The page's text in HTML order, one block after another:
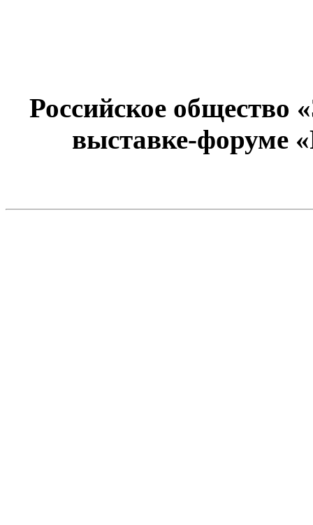
Российское общество
выставке-форуме